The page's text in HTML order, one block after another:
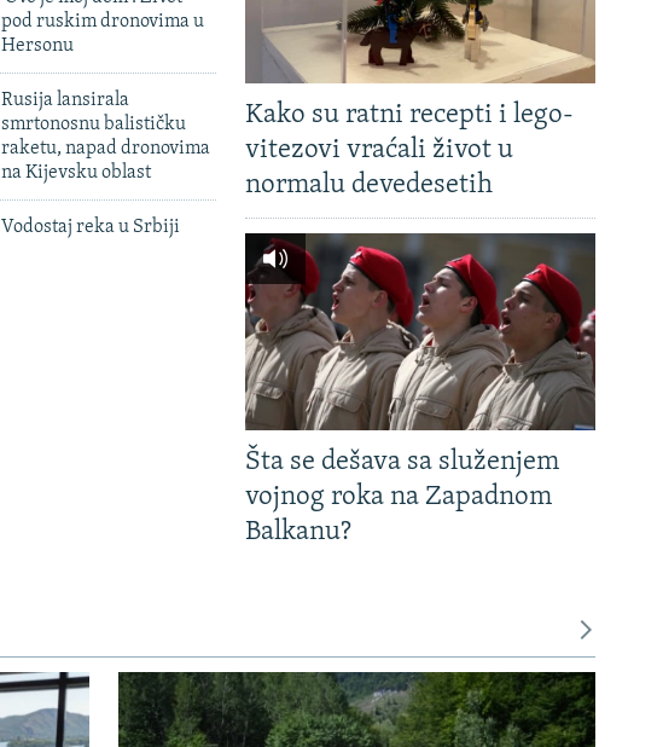
pod ruskim dronovima u
Hersonu
Rusija lansirala
smrtonosnu balističku
raketu, napad dronovima
na Kijevsku oblast
Vodostaj reka u Srbiji
Kako su ratni recepti i lego-
vitezovi vraćali život u
normalu devedesetih
Šta se dešava sa služenjem
vojnog roka na Zapadnom
Balkanu?